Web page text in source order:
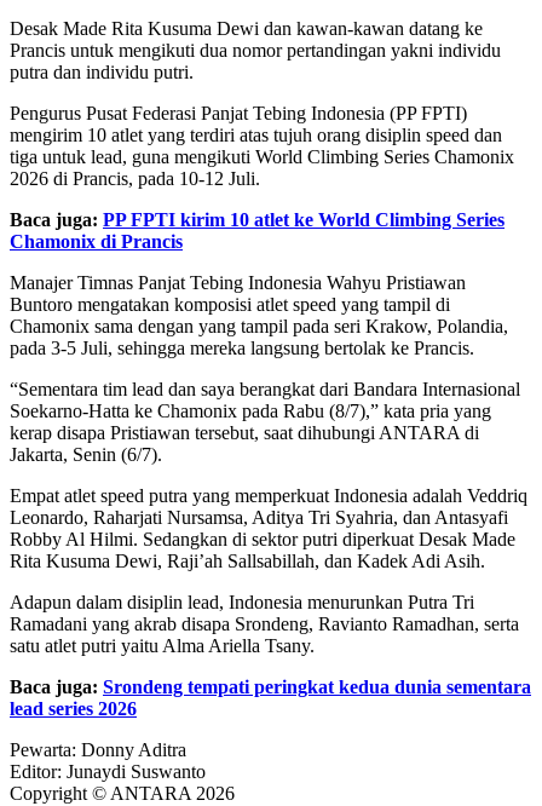
Desak Made Rita Kusuma Dewi dan kawan-kawan datang ke
Prancis untuk mengikuti dua nomor pertandingan yakni individu
putra dan individu putri.
Pengurus Pusat Federasi Panjat Tebing Indonesia (PP FPTI)
mengirim 10 atlet yang terdiri atas tujuh orang disiplin speed dan
tiga untuk lead, guna mengikuti World Climbing Series Chamonix
2026 di Prancis, pada 10-12 Juli.
Baca juga: PP FPTI kirim 10 atlet ke World Climbing Series
Chamonix di Prancis
Manajer Timnas Panjat Tebing Indonesia Wahyu Pristiawan
Buntoro mengatakan komposisi atlet speed yang tampil di
Chamonix sama dengan yang tampil pada seri Krakow, Polandia,
pada 3-5 Juli, sehingga mereka langsung bertolak ke Prancis.
“Sementara tim lead dan saya berangkat dari Bandara Internasional
Soekarno-Hatta ke Chamonix pada Rabu (8/7),” kata pria yang
kerap disapa Pristiawan tersebut, saat dihubungi ANTARA di
Jakarta, Senin (6/7).
Empat atlet speed putra yang memperkuat Indonesia adalah Veddriq
Leonardo, Raharjati Nursamsa, Aditya Tri Syahria, dan Antasyafi
Robby Al Hilmi. Sedangkan di sektor putri diperkuat Desak Made
Rita Kusuma Dewi, Raji’ah Sallsabillah, dan Kadek Adi Asih.
Adapun dalam disiplin lead, Indonesia menurunkan Putra Tri
Ramadani yang akrab disapa Srondeng, Ravianto Ramadhan, serta
satu atlet putri yaitu Alma Ariella Tsany.
Baca juga: Srondeng tempati peringkat kedua dunia sementara
lead series 2026
Pewarta: Donny Aditra
Editor: Junaydi Suswanto
Copyright © ANTARA 2026